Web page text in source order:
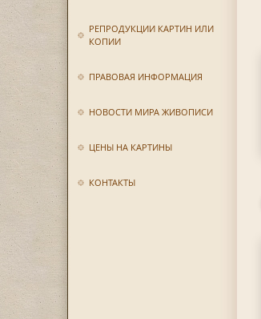
РЕПРОДУКЦИИ КАРТИН ИЛИ
КОПИИ
ПРАВОВАЯ ИНФОРМАЦИЯ
НОВОСТИ МИРА ЖИВОПИСИ
ЦЕНЫ НА КАРТИНЫ
КОНТАКТЫ